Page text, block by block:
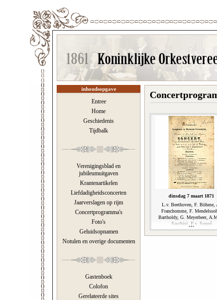
inhoudsopgave
Entree
Home
Geschiedenis
Tijdbalk
Verenigingsblad en
jubileumuitgaven
Krantenartikelen
Liefdadigheidsconcerten
Jaarverslagen op rijm
Concertprogramma's
Foto's
Geluidsopnamen
Notulen en overige documenten
Gastenboek
Colofon
Gerelateerde sites
dinsdag 7 maart 1871
L.v. Beethoven, F. Böhme,
Franchomme, F.
Bartholdy, G. Meyerbeer,
Sacchini, F.v. Suppé